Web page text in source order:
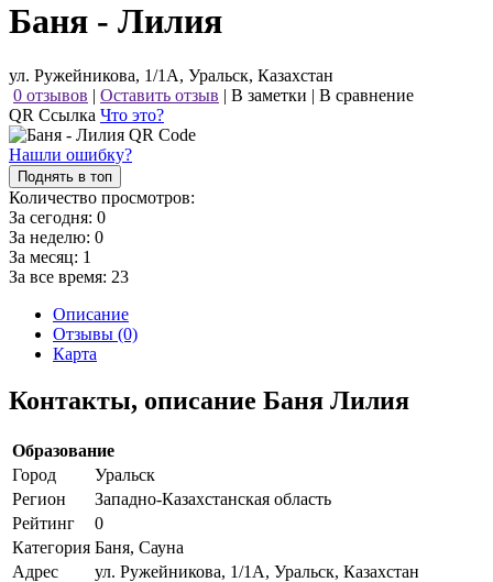
Баня - Лилия
ул. Ружейникова, 1/1А, Уральск, Казахстан
0 отзывов | Оставить отзыв | В заметки | В сравнение
QR Ссылка Что это?
Нашли ошибку?
Поднять в топ
Количество просмотров:
За сегодня: 0
За неделю: 0
За месяц: 1
За все время: 23
Описание
Отзывы (0)
Карта
Контакты, описание Баня Лилия
Образование
Город
Уральск
Регион
Западно-Казахстанская область
Рейтинг
0
Категория Баня, Сауна
Адрес
ул. Ружейникова, 1/1А, Уральск, Казахстан